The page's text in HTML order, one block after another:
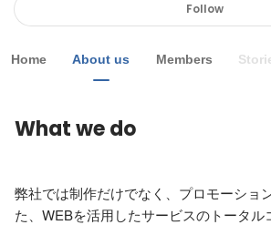
Follow
Home About us Members
What we do
弊社では制作だけでなく、プロモーショ
た、WEBを活用したサービスのトータル